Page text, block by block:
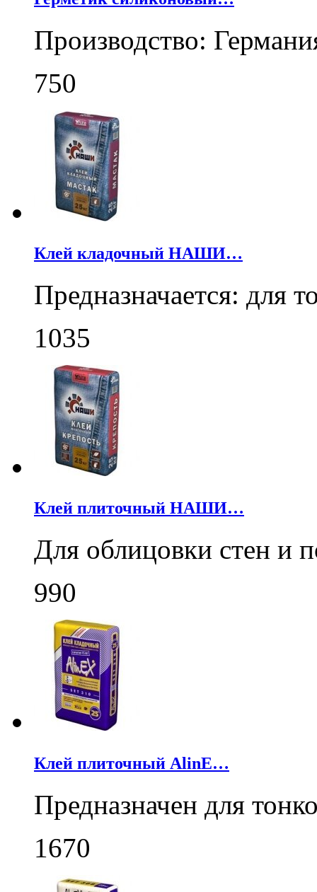
Производство:
750
Клей кладочный НАШИ…
Предназначается: для
1035
Клей плиточный НАШИ…
Для облицовки стен и
990
Клей плиточный AlinE…
Предназначен для
1670